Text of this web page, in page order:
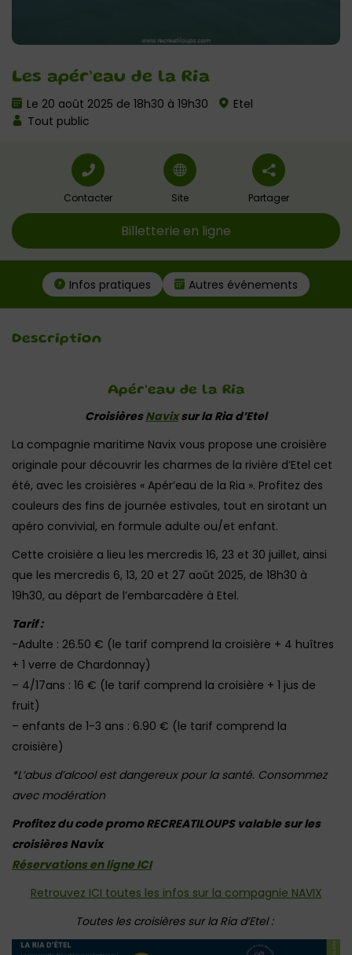
Les apér’eau de la Ria
Le 20 août 2025 de 18h30 à 19h30
Etel
Tout public
Contacter Site Partager
Billetterie en ligne
Infos pratiques Autres événements
Description
Apér’eau de la Ria
CroisièresNavixsur la Ria d’Etel
La compagnie maritime Navix vous propose une croisière
originale pour découvrir les charmes de la rivière d’Etel cet
été, avec les croisières « Apér’eau de la Ria ». Profitez des
couleurs des fins de journée estivales, tout en sirotant un
apéro convivial, en formule adulte ou/et enfant.
Cette croisière a lieu les mercredis 16, 23 et 30 juillet, ainsi
que les mercredis 6, 13, 20 et 27 août 2025, de 18h30 à
19h30, au départ de l’embarcadère à Etel.
Tarif :
-Adulte : 26.50 € (le tarif comprend la croisière + 4 huîtres
+ 1 verre de Chardonnay)
– 4/17ans : 16 € (le tarif comprend la croisière + 1 jus de
fruit)
– enfants de 1-3 ans : 6.90 € (le tarif comprend la
croisière)
*L’abus d’alcool est dangereux pour la santé. Consommez
avec modération
Profitez du code promo RECREATILOUPS valable sur les
croisières Navix
Réservations en ligne ICI
Retrouvez ICI toutes les infos sur la compagnie NAVIX
Toutes les croisières sur la Ria d’Etel :